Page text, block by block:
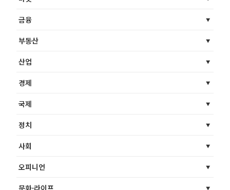
금융
부동산
산업
경제
국제
정치
사회
오피니언
문화·라이프